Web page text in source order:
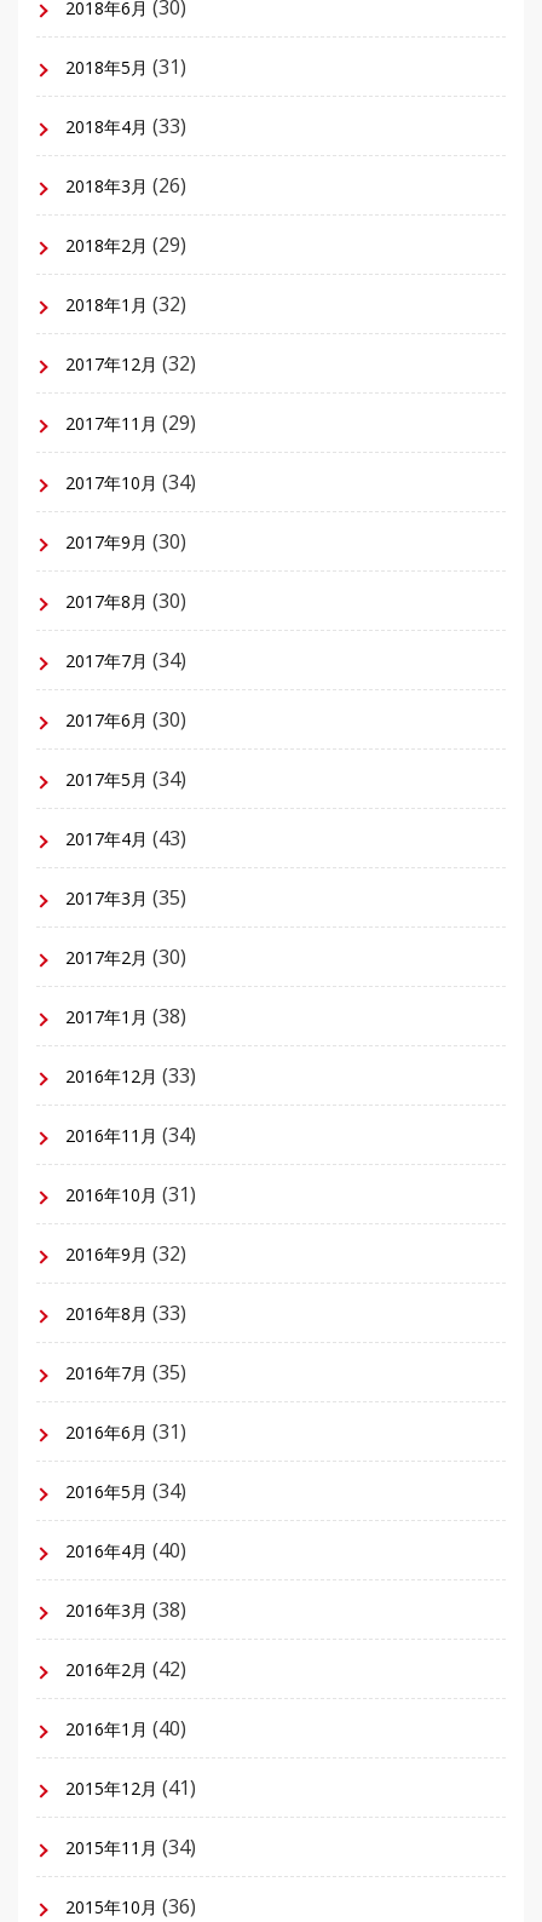
2018年6月 (30)
2018年5月 (31)
2018年4月 (33)
2018年3月 (26)
2018年2月 (29)
2018年1月 (32)
2017年12月 (32)
2017年11月 (29)
2017年10月 (34)
2017年9月 (30)
2017年8月 (30)
2017年7月 (34)
2017年6月 (30)
2017年5月 (34)
2017年4月 (43)
2017年3月 (35)
2017年2月 (30)
2017年1月 (38)
2016年12月 (33)
2016年11月 (34)
2016年10月 (31)
2016年9月 (32)
2016年8月 (33)
2016年7月 (35)
2016年6月 (31)
2016年5月 (34)
2016年4月 (40)
2016年3月 (38)
2016年2月 (42)
2016年1月 (40)
2015年12月 (41)
2015年11月 (34)
2015年10月 (36)